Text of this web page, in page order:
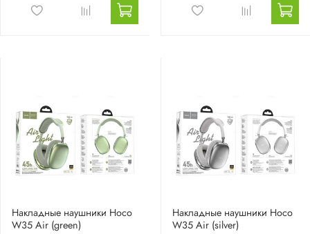
Накладные наушники Hoco
W35 Air (green)
Накладные наушники Hoco
W35 Air (silver)